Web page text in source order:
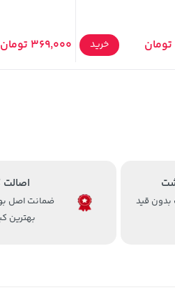
خرید 369,000 تومان
بدون قید
اصالت
ضمانت اصل
بهترین